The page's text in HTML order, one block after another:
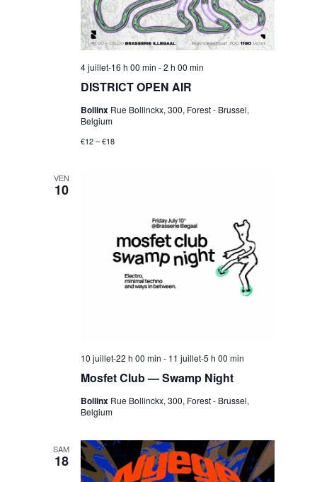
DISTRICT OPEN AIR
4 juillet-16 h 00 min -2 h 00 min
Bollinx Rue Bollinckx, 300, Forest - Brussel,
Belgium
€12 – €18
VEN
10
Mosfet Club — Swamp Night
10 juillet-22 h 00 min - 11 juillet-5 h 00 min
Bollinx Rue Bollinckx, 300, Forest - Brussel,
Belgium
SAM
18